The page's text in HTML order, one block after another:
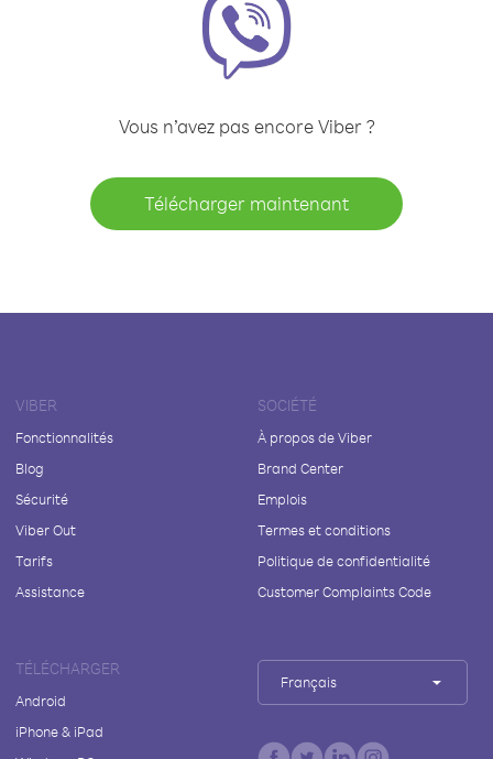
Vous n’avez pas encore Viber ?
Télécharger maintenant
VIBER
Fonctionnalités
Blog
Sécurité
Viber Out
Tarifs
Assistance
SOCIÉTÉ
À propos de Viber
Brand Center
Emplois
Termes et conditions
Politique de confidentialité
Customer Complaints Code
TÉLÉCHARGER
Android
iPhone & iPad
Français